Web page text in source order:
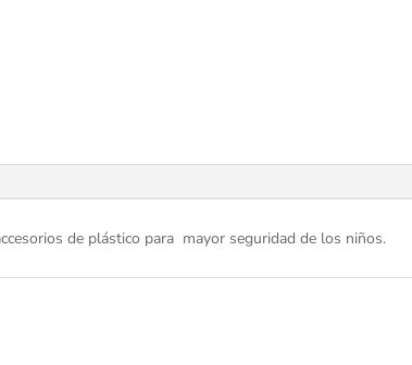
de plástico para mayor seguridad de los niños.